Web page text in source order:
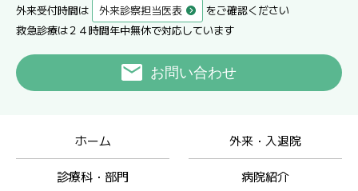
外来受付時間は 外来診察担当医表
をご確認ください
救急診療は２４時間年中無休で対応しています
お問い合わせ
ホーム 外来・入退院
診療科・部門 病院紹介